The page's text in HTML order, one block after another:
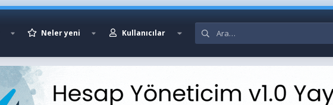
Neler yeni Kullanıcılar